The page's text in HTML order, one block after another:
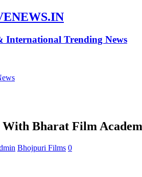
International Trending News
Bharat Film
Bhojpuri Films 0